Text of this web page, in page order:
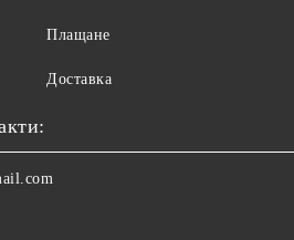
Плащане
Доставка